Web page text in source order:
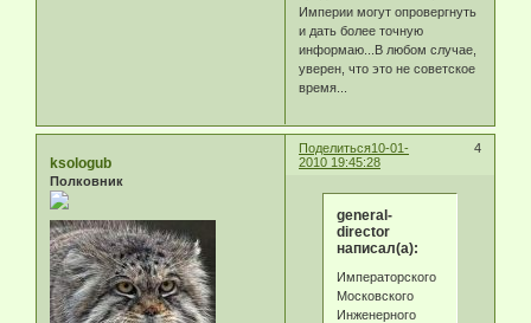
Империи могут опровергнуть
и дать более точную
информаю...В любом случае,
уверен, что это не советское
время...
Поделиться 4
10-01-
2010 19:45:28
ksologub
Полковник
general-
director
написал(а):
Императорского
Московского
Инженерного